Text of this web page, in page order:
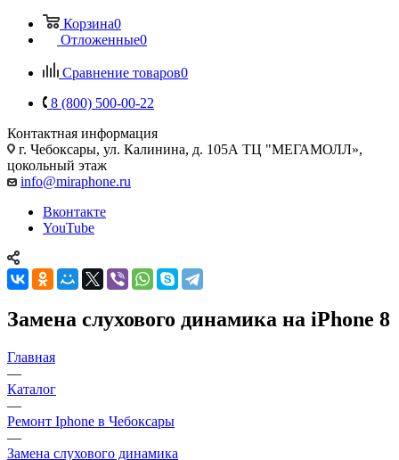
Корзина0
Отложенные0
Сравнение товаров0
8 (800) 500-00-22
Контактная информация
г. Чебоксары, ул. Калинина, д. 105А ТЦ "МЕГАМОЛЛ»,
цокольный этаж
info@miraphone.ru
Вконтакте
YouTube
Замена слухового динамика на iPhone 8
Главная
—
Каталог
—
Ремонт Iphone в Чебоксары
—
Замена слухового динамика